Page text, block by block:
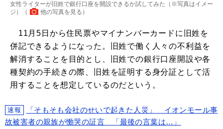
女性ライターが旧姓で銀行口座を開設できるか試してみた（※写真はイメー
ジ）（
他の写真を見る ）
11月5日から住民票やマイナンバーカードに旧姓を
併記できるようになった。旧姓で働く人々の不利益を
解消することを目的とし、旧姓での銀行口座開設や各
種契約の手続きの際、旧姓を証明する身分証として活
用することを想定しているのだという。
速報
「そもそも会社のせいで起きた人災」 イオンモール事
故被害者の親族が慟哭の証言 「最後の言葉は…」